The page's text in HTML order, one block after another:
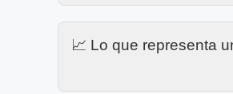
📈 Lo que representa